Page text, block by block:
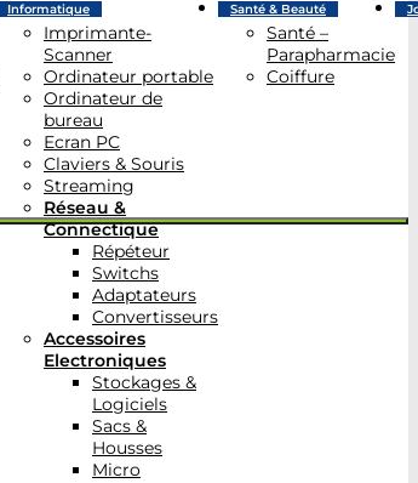
Informatique
Imprimante-
Scanner
Ordinateur portable
Ordinateur de
bureau
Ecran PC
Claviers & Souris
Streaming
Réseau &
Connectique
Répéteur
Switchs
Adaptateurs
Convertisseurs
Accessoires
Electroniques
Stockages &
Logiciels
Sacs &
Housses
Micro
Santé & Beauté
Santé –
Parapharmacie
Coiffure